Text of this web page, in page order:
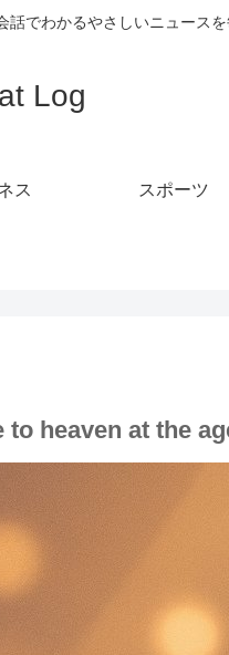
でわかるやさしいニュースを
Log
ス スポーツ
heaven at the